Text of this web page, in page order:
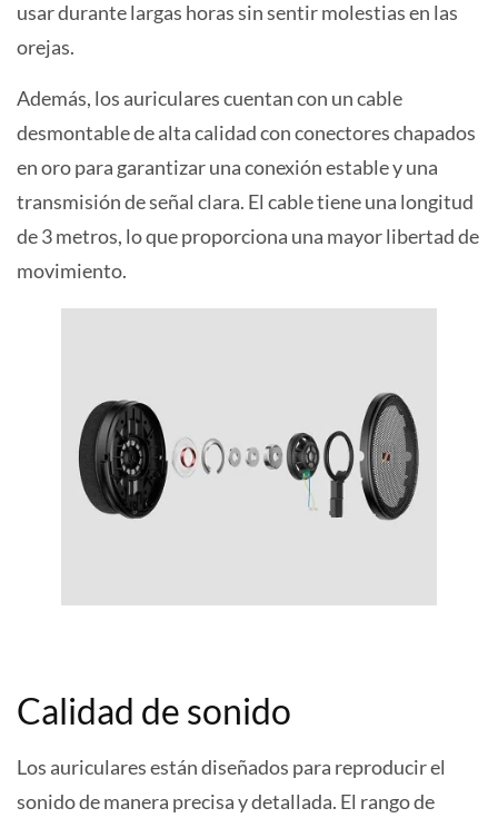
usar durante largas horas sin sentir molestias en las
orejas.
Además, los auriculares cuentan con un cable
desmontable de alta calidad con conectores chapados
en oro para garantizar una conexión estable y una
transmisión de señal clara. El cable tiene una longitud
de 3 metros, lo que proporciona una mayor libertad de
movimiento.
Calidad de sonido
Los auriculares están diseñados para reproducir el
sonido de manera precisa y detallada. El rango de